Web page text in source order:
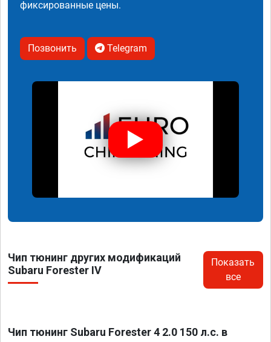
фиксированные цены.
Позвонить Telegram
Чип тюнинг других модификаций
Subaru Forester IV
Показать
все
Чип тюнинг Subaru Forester 4 2.0 150 л.с. в